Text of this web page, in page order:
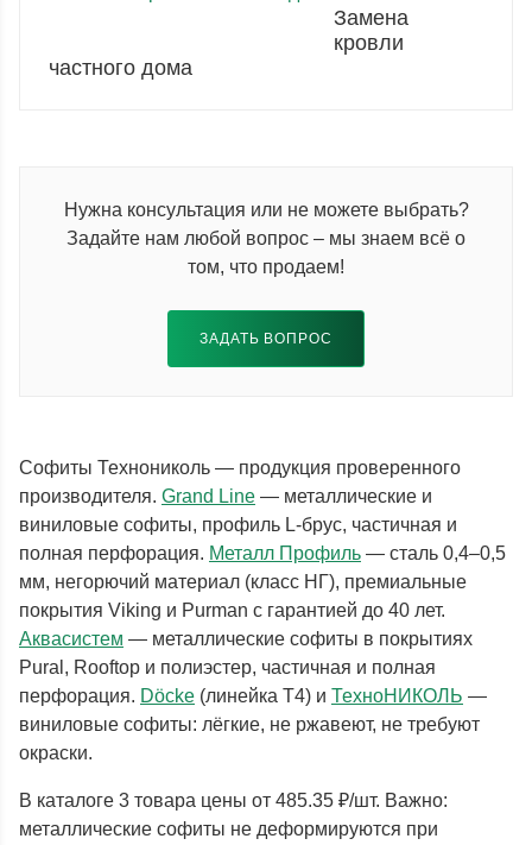
Замена
кровли
частного дома
Нужна консультация или не можете выбрать?
Задайте нам любой вопрос – мы знаем всё о
том, что продаем!
ЗАДАТЬ ВОПРОС
Софиты Технониколь — продукция проверенного
производителя. Grand Line — металлические и
виниловые софиты, профиль L-брус, частичная и
полная перфорация. Металл Профиль — сталь 0,4–0,5
мм, негорючий материал (класс НГ), премиальные
покрытия Viking и Purman с гарантией до 40 лет.
Аквасистем — металлические софиты в покрытиях
Pural, Rooftop и полиэстер, частичная и полная
перфорация. Döcke (линейка T4) и ТехноНИКОЛЬ —
виниловые софиты: лёгкие, не ржавеют, не требуют
окраски.
В каталоге 3 товара цены от 485.35 ₽/шт. Важно:
металлические софиты не деформируются при